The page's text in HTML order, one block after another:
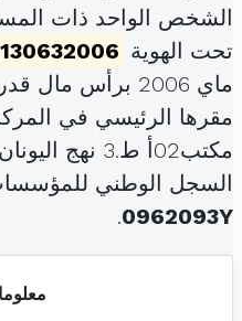
الشخص الواحد ذات
تحت الهوية
ماي 2006 برأس مال قدره
مقرها الرئيسي في
مكتب02أ ط.3 نهج اليونان (
السجل الوطني
0962093Y
.